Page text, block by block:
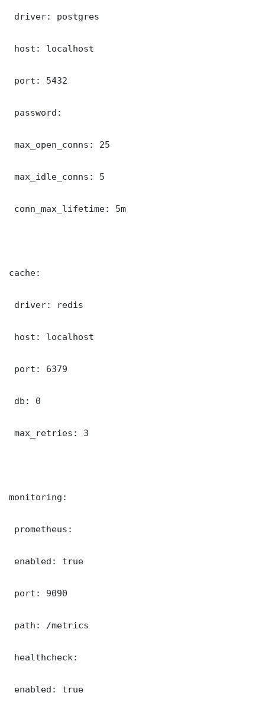
driver: postgres
host: localhost
port: 5432
password:
max_open_conns: 25
max_idle_conns: 5
conn_max_lifetime: 5m
cache:
driver: redis
host: localhost
port: 6379
db: 0
max_retries: 3
monitoring:
prometheus:
enabled: true
port: 9090
path: /metrics
healthcheck:
enabled: true